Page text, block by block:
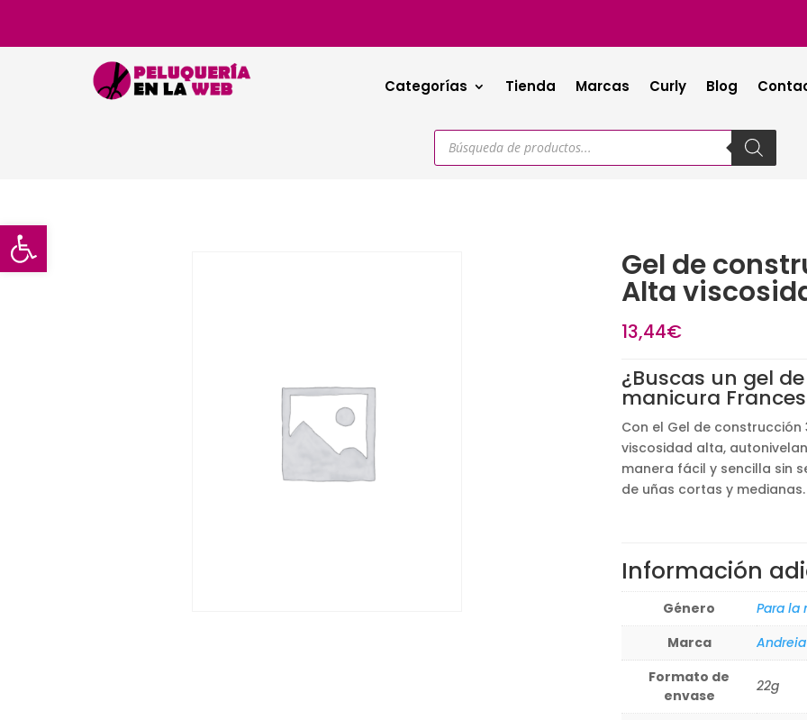
Categorías Tienda Marcas Curly Blog
Búsqueda
productos
Gel de
Alta
13,44€
¿Buscas un gel
manicura
Con el Gel de
viscosidad alta,
manera fácil y sencilla sin
de uñas cortas y medianas.
Información
Género
Para la
Marca
Andreia
Formato de
envase
22g
Abrir barra de herramientas